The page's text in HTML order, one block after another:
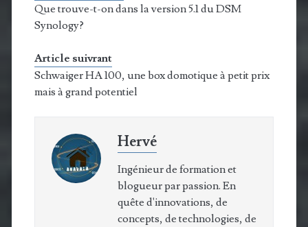
Que trouve-t-on dans la version 5.1 du DSM
Synology?
Article suivrant
Schwaiger HA 100, une box domotique à petit prix
mais à grand potentiel
Hervé
Ingénieur de formation et
blogueur par passion. En
quête d'innovations, de
concepts, de technologies, de